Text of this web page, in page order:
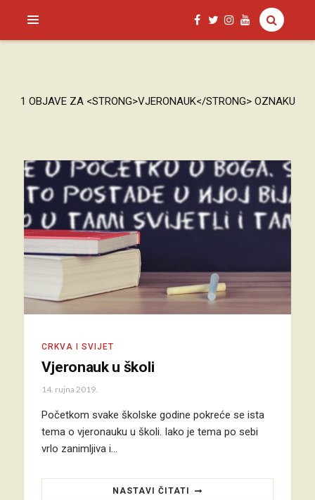
SAGUD.XYZ
1 OBJAVE ZA <STRONG>VJERONAUK</STRONG> OZNAKU
CRKVA I SVIJET
Vjeronauk u školi
14. rujna 2019.
Početkom svake školske godine pokreće se ista
tema o vjeronauku u školi. Iako je tema po sebi
vrlo zanimljiva i…
NASTAVI ČITATI